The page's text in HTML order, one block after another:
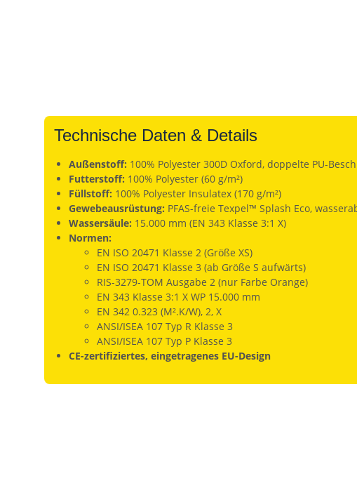
Technische Daten & Details
Außenstoff: 100% Polyester 300D Oxford, doppelte PU-
Futterstoff: 100% Polyester (60 g/m²)
Füllstoff: 100% Polyester Insulatex (170 g/m²)
Gewebeausrüstung: PFAS-freie Texpel™ Splash Eco,
Wassersäule: 15.000 mm (EN 343 Klasse 3:1 X)
Normen:
EN ISO 20471 Klasse 2 (Größe XS)
EN ISO 20471 Klasse 3 (ab Größe S aufwärts)
RIS-3279-TOM Ausgabe 2 (nur Farbe Orange)
EN 343 Klasse 3:1 X WP 15.000 mm
EN 342 0.323 (M².K/W), 2, X
ANSI/ISEA 107 Typ R Klasse 3
ANSI/ISEA 107 Typ P Klasse 3
CE-zertifiziertes, eingetragenes EU-Design